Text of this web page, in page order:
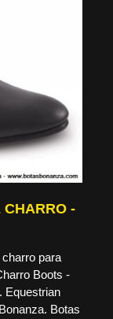
-
para
Boots -
Equestrian
Botas